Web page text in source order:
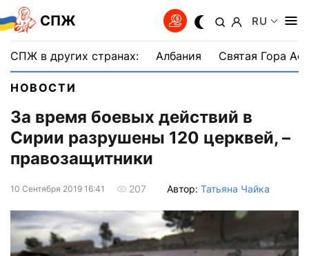
СПЖ RU
СПЖ в других странах: Албания Святая Гора
НОВОСТИ
За время боевых действий в
Сирии разрушены 120 церквей, –
правозащитники
10 Сентября 2019 16:41 207 Автор: Татьяна Чайка